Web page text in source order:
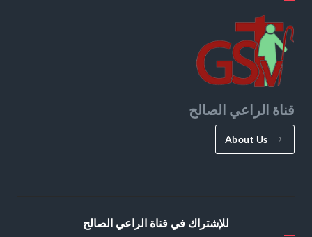
قناة الراعي الصالح
About Us
للإشتراك في قناة الراعي الصالح